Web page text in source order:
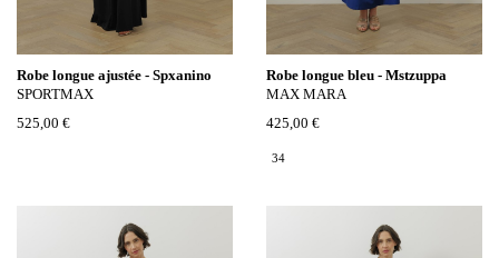
Robe longue ajustée - Spxanino
SPORTMAX
525,00 €
Robe longue bleu - Mstzuppa
MAX MARA
425,00 €
34